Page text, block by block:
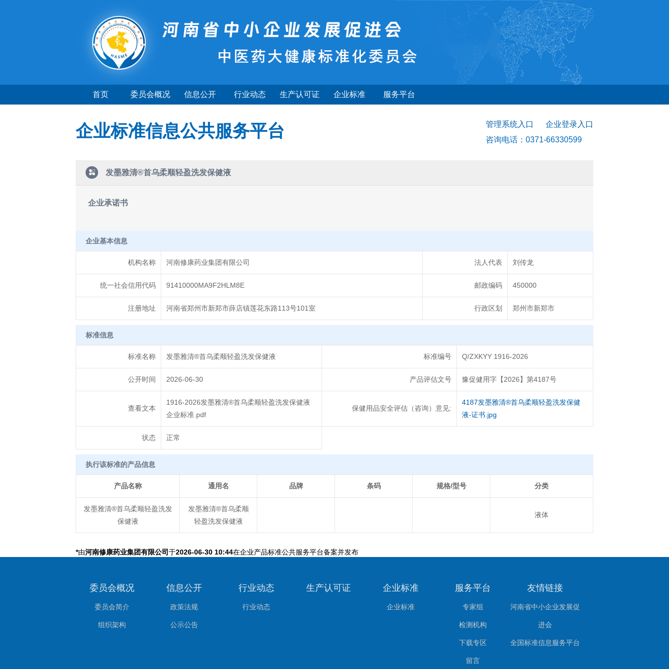
首页 委员会概况 信息公开 行业动态 生产认可证 企业标准 服务平台
企业标准信息公共服务平台 管理系统入口
企业登录入口
咨询电话：0371-66330599
发墨雅清®首乌柔顺轻盈洗发保健液
企业承诺书
企业基本信息
机构名称 河南修康药业集团有限公司 法人代表 刘传龙
统一社会信用代码 91410000MA9F2HLM8E 邮政编码 450000
注册地址 河南省郑州市新郑市薛店镇莲花东路113号101室 行政区划 郑州市新郑市
标准信息
标准名称 发墨雅清®首乌柔顺轻盈洗发保健液 标准编号 Q/ZXKYY 1916-2026
公开时间 2026-06-30 产品评估文号 豫促健用字【2026】第4187号
查看文本
1916-2026发墨雅清®首乌柔顺轻盈洗发保健液
企业标准.pdf
保健用品安全评估（咨询）意见:
4187发墨雅清®首乌柔顺轻盈洗发保健
液-证书.jpg
状态 正常
执行该标准的产品信息
产品名称 通用名 品牌 条码 规格/型号 分类
发墨雅清®首乌柔顺轻盈洗发
保健液
发墨雅清®首乌柔顺
轻盈洗发保健液
液体
*由河南修康药业集团有限公司于2026-06-30 10:44在企业产品标准公共服务平台备案并发布
委员会概况
委员会简介
组织架构
信息公开
政策法规
公示公告
行业动态
行业动态
生产认可证 企业标准
企业标准
服务平台
专家组
检测机构
下载专区
留言
友情链接
河南省中小企业发展促
进会
全国标准信息服务平台